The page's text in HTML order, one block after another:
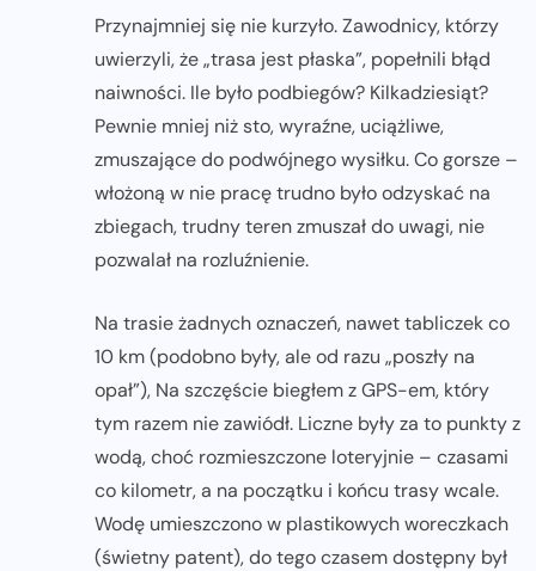
Przynajmniej się nie kurzyło. Zawodnicy, którzy
uwierzyli, że „trasa jest płaska”, popełnili błąd
naiwności. Ile było podbiegów? Kilkadziesiąt?
Pewnie mniej niż sto, wyraźne, uciążliwe,
zmuszające do podwójnego wysiłku. Co gorsze –
włożoną w nie pracę trudno było odzyskać na
zbiegach, trudny teren zmuszał do uwagi, nie
pozwalał na rozluźnienie.
Na trasie żadnych oznaczeń, nawet tabliczek co
10 km (podobno były, ale od razu „poszły na
opał”), Na szczęście biegłem z GPS-em, który
tym razem nie zawiódł. Liczne były za to punkty z
wodą, choć rozmieszczone loteryjnie – czasami
co kilometr, a na początku i końcu trasy wcale.
Wodę umieszczono w plastikowych woreczkach
(świetny patent), do tego czasem dostępny był